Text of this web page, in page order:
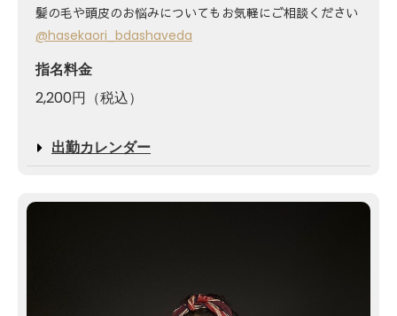
髪の毛や頭皮のお悩みについてもお気軽にご相談ください
@hasekaori_bdashaveda
指名料金
2,200円（税込）
出勤カレンダー